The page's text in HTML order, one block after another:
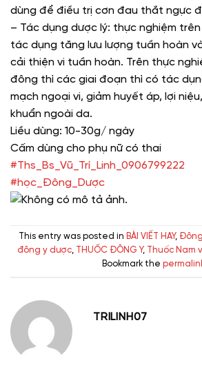
dùng để điều trị cơn đau thắt ngực
– Tác dụng dược lý: thực nghiệm
tác dụng tăng lưu lượng tuần hoàn
cải thiện vi tuần hoàn. Trên thực
đông thì các giai đoạn thì có tác
mạch ngoại vi, giảm huyết áp, lợi
khuẩn ngoài da.
Liều dùng: 10-30g/ ngày
Cấm dùng cho phụ nữ có thai
#Ths_Bs_Vũ_Trí_Linh_0906799222
#học_Đông_Dược
This entry was posted in BÀI VIẾT HAY,
đông y dược, THUỐC ĐÔNG Y, Thuốc
Bookmark the
TRILINH07